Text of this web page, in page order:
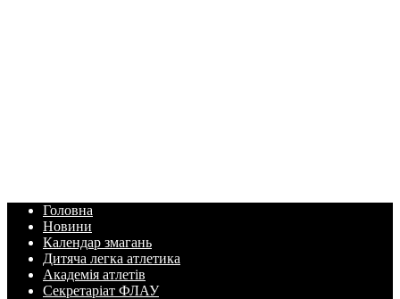
Головна
Новини
Календар змагань
Дитяча легка атлетика
Академія атлетів
Секретаріат ФЛАУ